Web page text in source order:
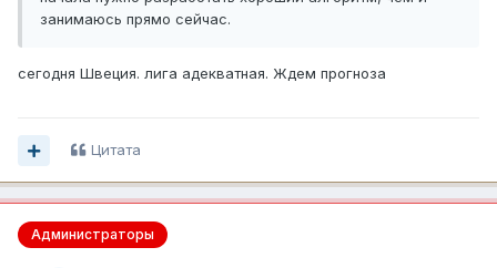
занимаюсь прямо сейчас.
сегодня Швеция. лига адекватная. Ждем прогноза
Цитата
Администраторы